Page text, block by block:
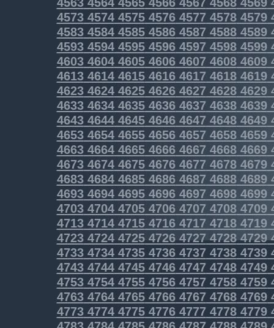
4573457445754576457745784579
4583458445854586458745884589
4593459445954596459745984599
46034604460546064607 46084609
46134614461546164617 46184619
46234624462546264627 46284629
4633463446354636463746384639
4643464446454646464746484649
4653465446554656465746584659
46634664466546664667 46684669
46734674467546764677 46784679
46834684468546864687 46884689
46934694469546964697 46984699
47034704470547064707 47084709
47134714471547164717 47184719
4723472447254726472747284729
4733473447354736473747384739
4743474447454746474747484749
4753475447554756475747584759
4763476447654766476747684769
4773477447754776477747784779